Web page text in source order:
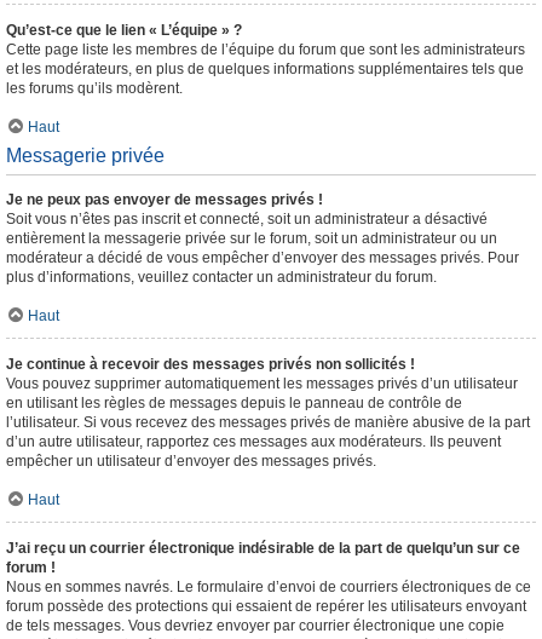
Qu’est-ce que le lien « L’équipe » ?
Cette page liste les membres de l’équipe du forum que sont les administrateurs
et les modérateurs, en plus de quelques informations supplémentaires tels que
les forums qu’ils modèrent.
Haut
Messagerie privée
Je ne peux pas envoyer de messages privés !
Soit vous n’êtes pas inscrit et connecté, soit un administrateur a désactivé
entièrement la messagerie privée sur le forum, soit un administrateur ou un
modérateur a décidé de vous empêcher d’envoyer des messages privés. Pour
plus d’informations, veuillez contacter un administrateur du forum.
Haut
Je continue à recevoir des messages privés non sollicités !
Vous pouvez supprimer automatiquement les messages privés d’un utilisateur
en utilisant les règles de messages depuis le panneau de contrôle de
l’utilisateur. Si vous recevez des messages privés de manière abusive de la part
d’un autre utilisateur, rapportez ces messages aux modérateurs. Ils peuvent
empêcher un utilisateur d’envoyer des messages privés.
Haut
J’ai reçu un courrier électronique indésirable de la part de quelqu’un sur ce
forum !
Nous en sommes navrés. Le formulaire d’envoi de courriers électroniques de ce
forum possède des protections qui essaient de repérer les utilisateurs envoyant
de tels messages. Vous devriez envoyer par courrier électronique une copie